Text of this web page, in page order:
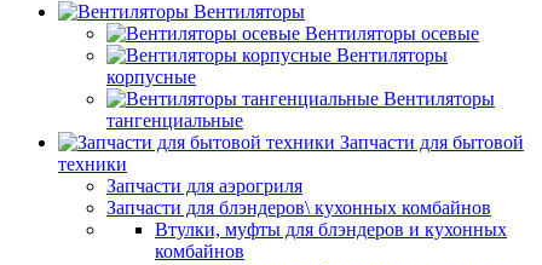
Вентиляторы
Вентиляторы осевые
Вентиляторы
корпусные
Вентиляторы
тангенциальные
Запчасти для бытовой
техники
Запчасти для аэрогриля
Запчасти для блэндеров\ кухонных комбайнов
Втулки, муфты для блэндеров и кухонных
комбайнов